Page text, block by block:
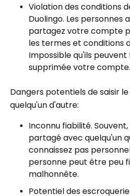
Violation des conditions
Duolingo. Les personnes
partagez votre compte
les termes et conditions
Impossible qu'ils
supprimée votre compte.
Dangers potentiels de saisir
quelqu'un d'autre:
Inconnu fiabilité.
partagé avec quelqu'un
connaissez pas
personne peut être peu
malhonnête.
Potentiel des